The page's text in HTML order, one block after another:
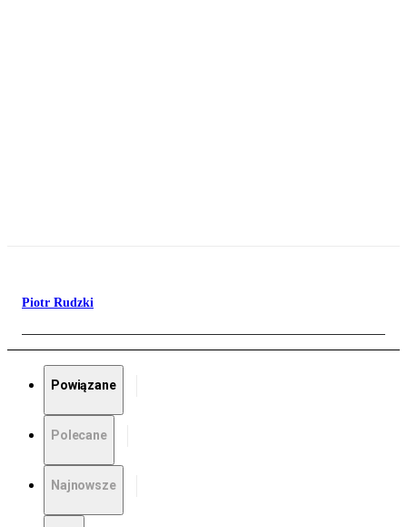
Piotr Rudzki
Powiązane
Polecane
Najnowsze